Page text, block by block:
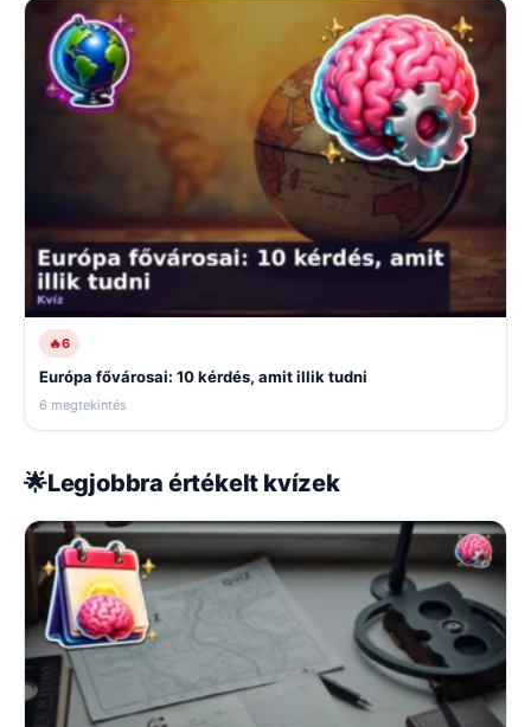
🔥6
Európa fővárosai: 10 kérdés, amit illik tudni
6 megtekintés
🌟Legjobbra értékelt kvízek